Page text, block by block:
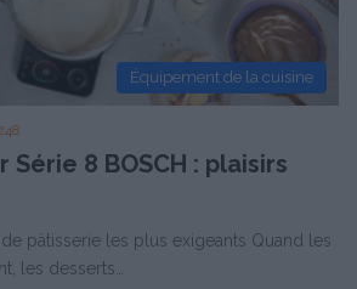
Équipement de la cuisine
Série 8 BOSCH : plaisirs
pâtisserie les plus exigeants Quand les
les desserts…